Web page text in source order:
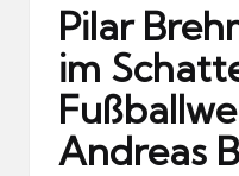
Pilar
im
Andreas